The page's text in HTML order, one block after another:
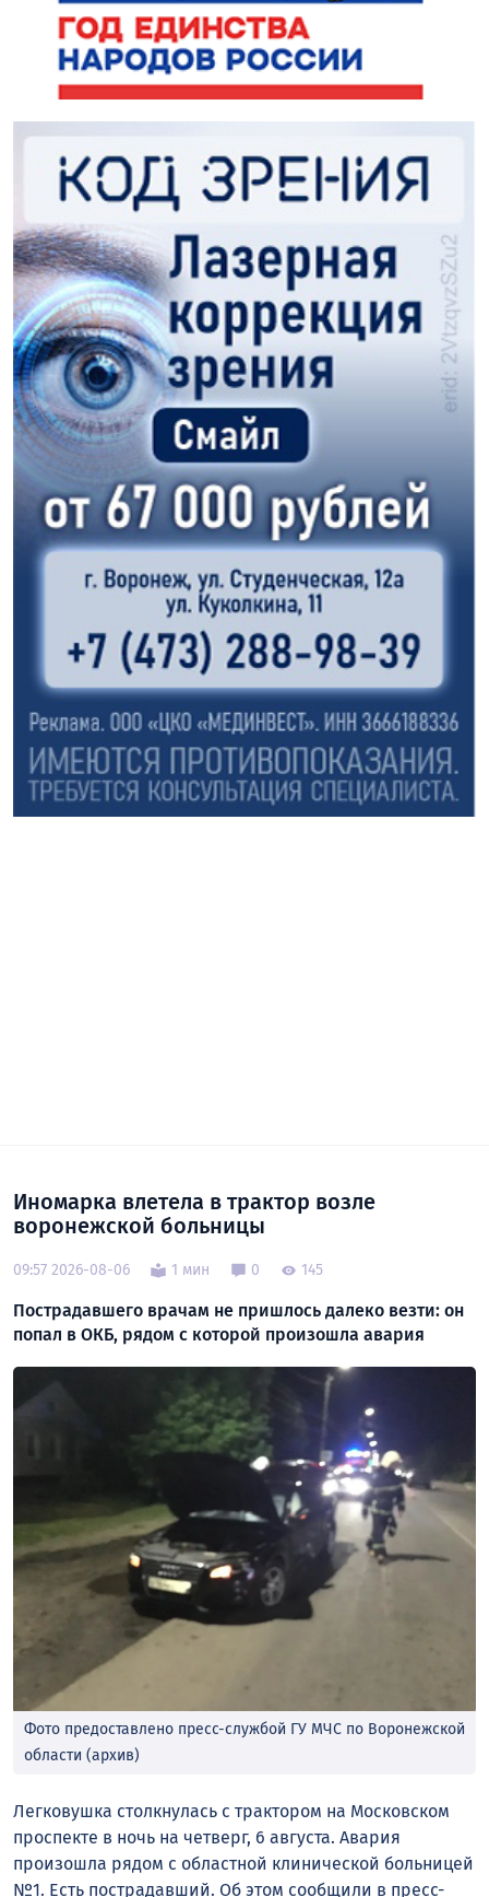
Иномарка влетела в трактор возле
воронежской больницы
09:57 2026-08-06 1 мин 0 145
Пострадавшего врачам не пришлось далеко везти: он
попал в ОКБ, рядом с которой произошла авария
Фото предоставлено пресс-службой ГУ МЧС по Воронежской
области (архив)
Легковушка столкнулась с трактором на Московском
проспекте в ночь на четверг, 6 августа. Авария
произошла рядом с областной клинической больницей
№1. Есть пострадавший. Об этом сообщили в пресс-